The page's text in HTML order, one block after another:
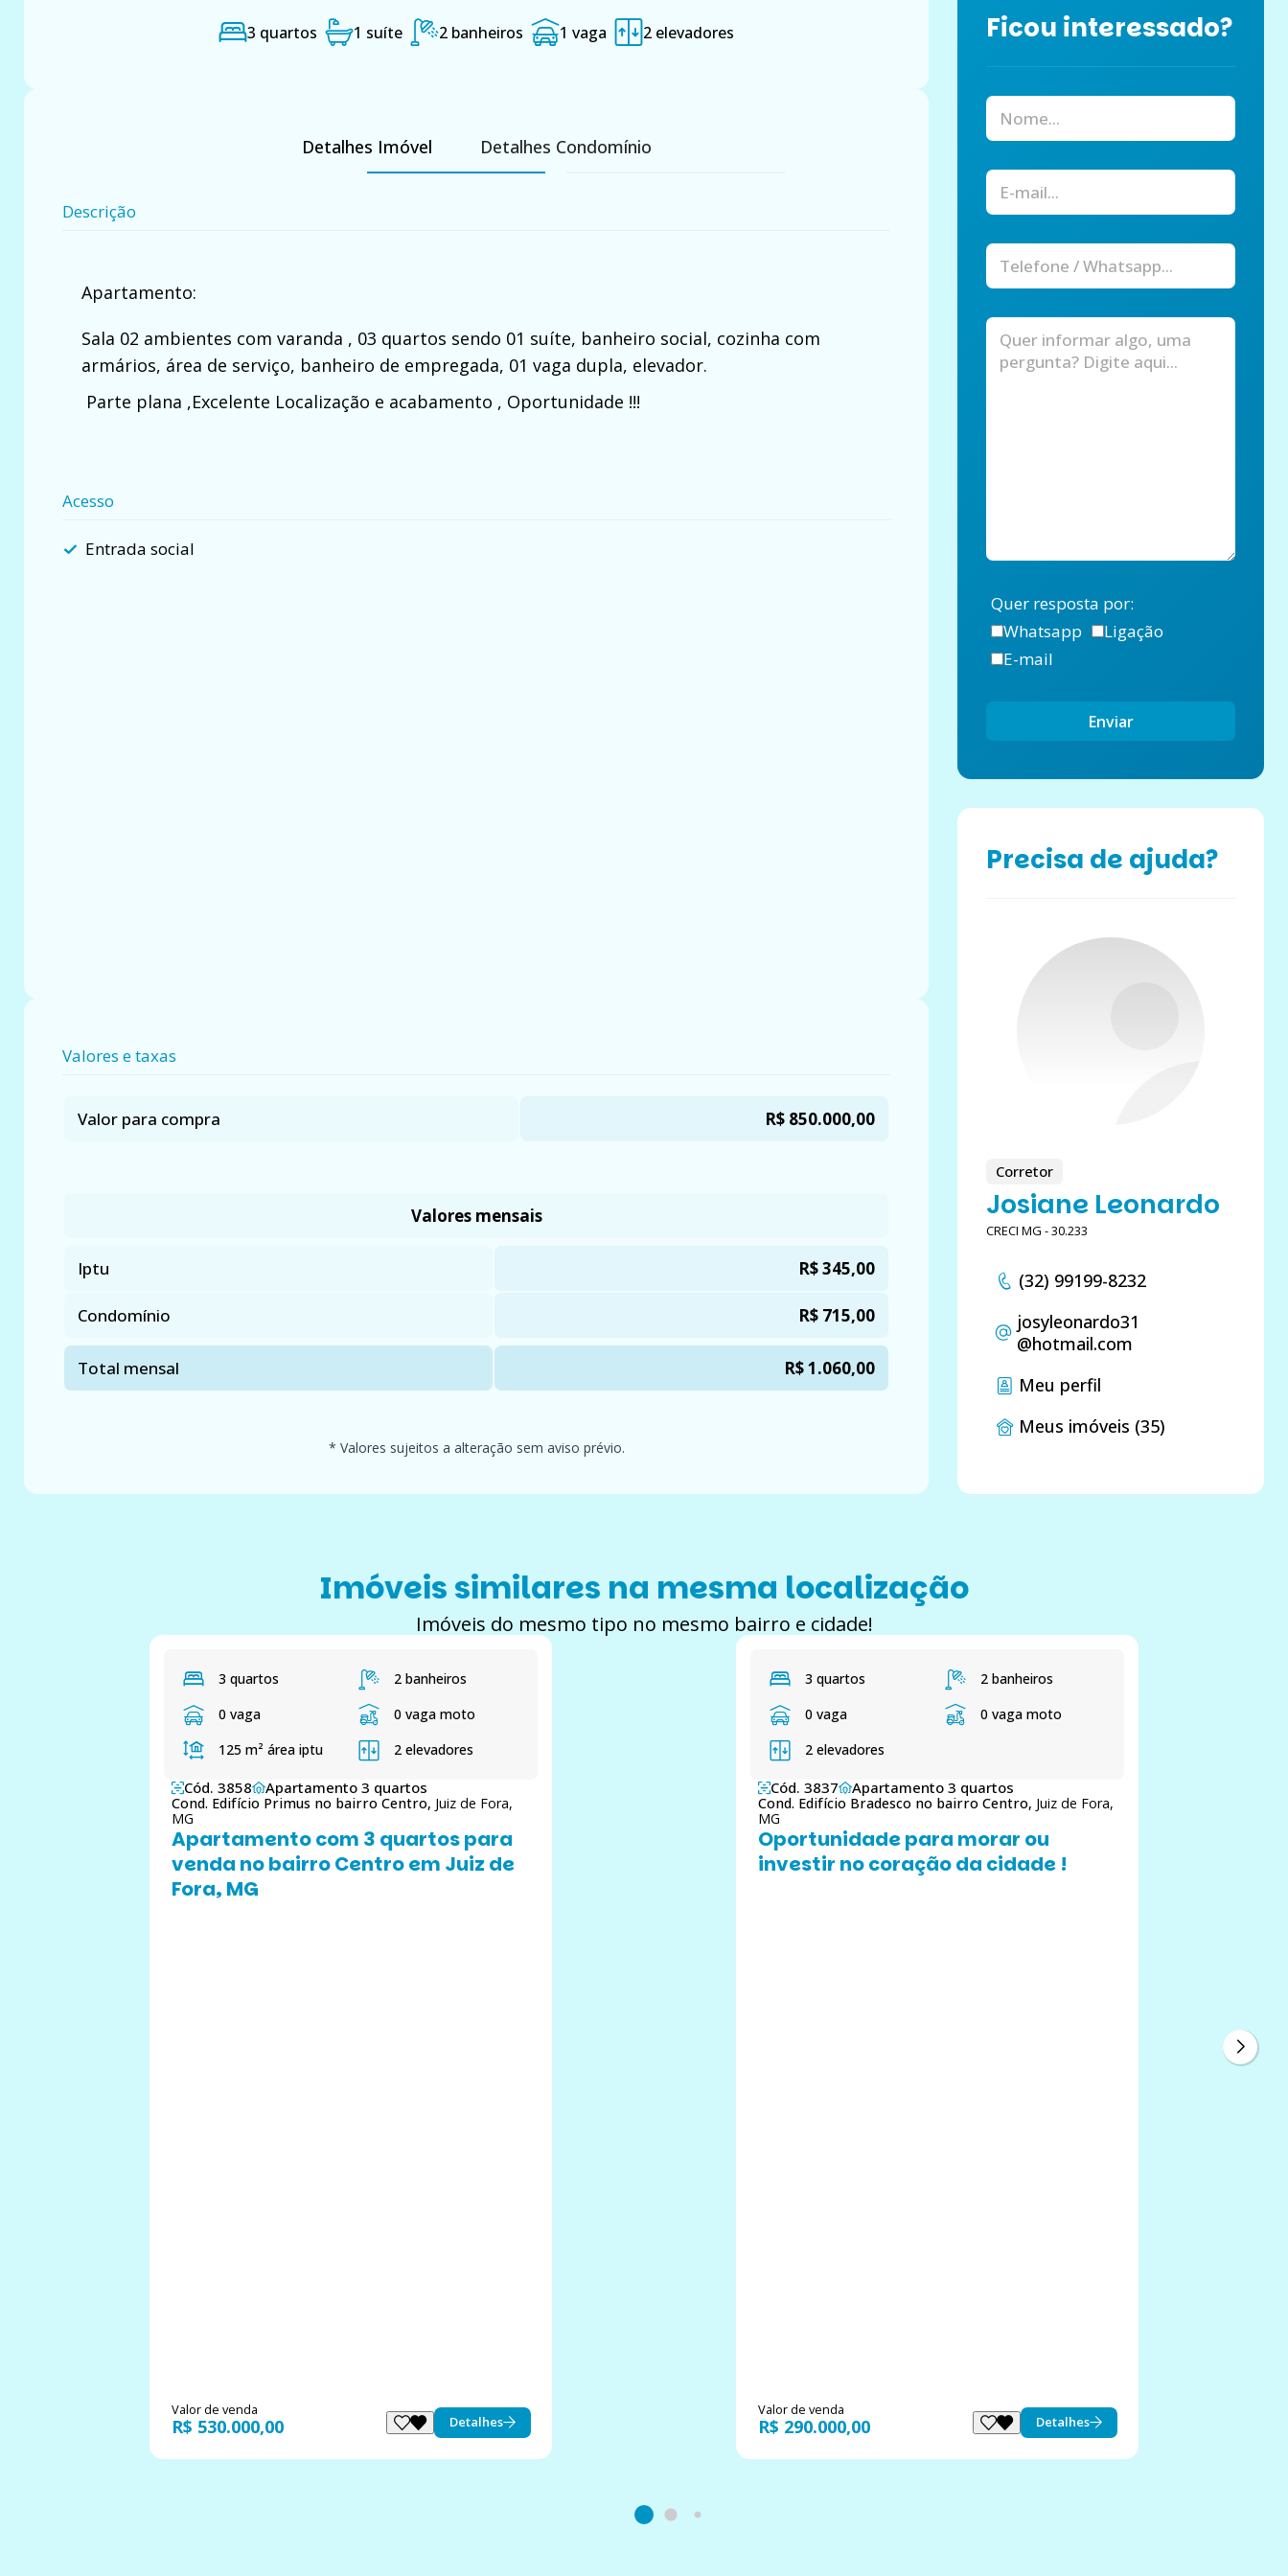
3 quartos 1 suíte 2 banheiros 1 vaga 2 elevadores
Detalhes Imóvel Detalhes Condomínio
Descrição
Apartamento:
Sala 02 ambientes com varanda , 03 quartos sendo 01 suíte, banheiro social, cozinha com
armários, área de serviço, banheiro de empregada, 01 vaga dupla, elevador.
Parte plana ,Excelente Localização e acabamento , Oportunidade !!!
Acesso
Entrada social
Valores e taxas
Valor para compra R$ 850.000,00
Valores mensais
Iptu R$ 345,00
Condomínio R$ 715,00
Total mensal R$ 1.060,00
* Valores sujeitos a alteração sem aviso prévio.
Ficou interessado?
Quer resposta por:
Whatsapp
Ligação
E-mail
Enviar
Precisa de ajuda?
Corretor
Josiane Leonardo
CRECI MG - 30.233
(32) 99199-8232
josyleonardo31
@hotmail.com
Meu perfil
Meus imóveis (35)
Imóveis similares na mesma localização
Imóveis do mesmo tipo no mesmo bairro e cidade!
3 quartos
2 banheiros
0 vaga
0 vaga moto
125 m² área iptu 2 elevadores
Cód. 3858 Apartamento 3 quartos
Cond. Edifício Primus no bairro Centro, Juiz de Fora,
MG
Apartamento com 3 quartos para
venda no bairro Centro em Juiz de
Fora, MG
Valor de venda
R$ 530.000,00 Detalhes
3 quartos
2 banheiros
0 vaga
0 vaga moto
2 elevadores
Cód. 3837 Apartamento 3 quartos
Cond. Edifício Bradesco no bairro Centro, Juiz de Fora,
MG
Oportunidade para morar ou
investir no coração da cidade !
Valor de venda
R$ 290.000,00 Detalhes